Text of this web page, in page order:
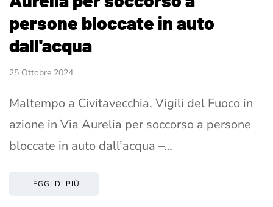
persone bloccate in auto
dall'acqua
25 Ottobre 2024
Maltempo a Civitavecchia, Vigili del Fuoco in
azione in Via Aurelia per soccorso a persone
bloccate in auto dall’acqua –…
LEGGI DI PIÙ